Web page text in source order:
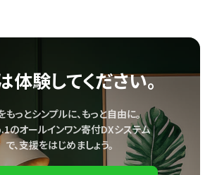
体験してください。
もっとシンプルに、もっと自由に。
のオールインワン寄付DXシステム
で、支援をはじめましょう。